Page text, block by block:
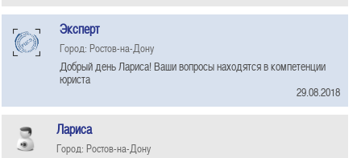
Эксперт
Город: Ростов-на-Дону
Добрый день Лариса! Ваши вопросы находятся в компетенции
юриста
29.08.2018
Лариса
Город: Ростов-на-Дону